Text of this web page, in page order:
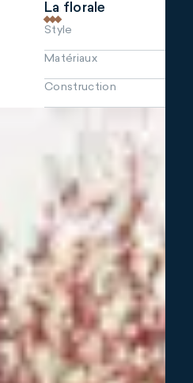
La florale
Style
Matériaux
Construction